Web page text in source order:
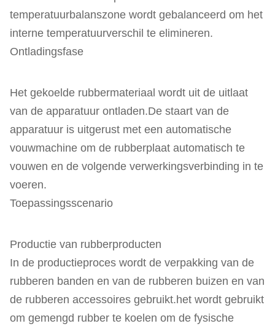
temperatuurbalanszone wordt gebalanceerd om het
interne temperatuurverschil te elimineren.
Ontladingsfase
Het gekoelde rubbermateriaal wordt uit de uitlaat
van de apparatuur ontladen.De staart van de
apparatuur is uitgerust met een automatische
vouwmachine om de rubberplaat automatisch te
vouwen en de volgende verwerkingsverbinding in te
voeren.
Toepassingsscenario
Productie van rubberproducten
In de productieproces wordt de verpakking van de
rubberen banden en van de rubberen buizen en van
de rubberen accessoires gebruikt.het wordt gebruikt
om gemengd rubber te koelen om de fysische